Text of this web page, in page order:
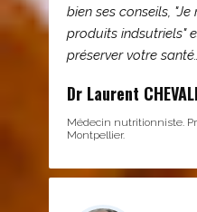
bien ses conseils,
produits indsutriels"
préserver votre
Dr Laurent
Médecin nutritionniste.
Montpellier.